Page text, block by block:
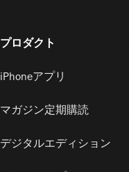
プロダクト
iPhoneアプリ
マガジン定期購読
デジタルエディション